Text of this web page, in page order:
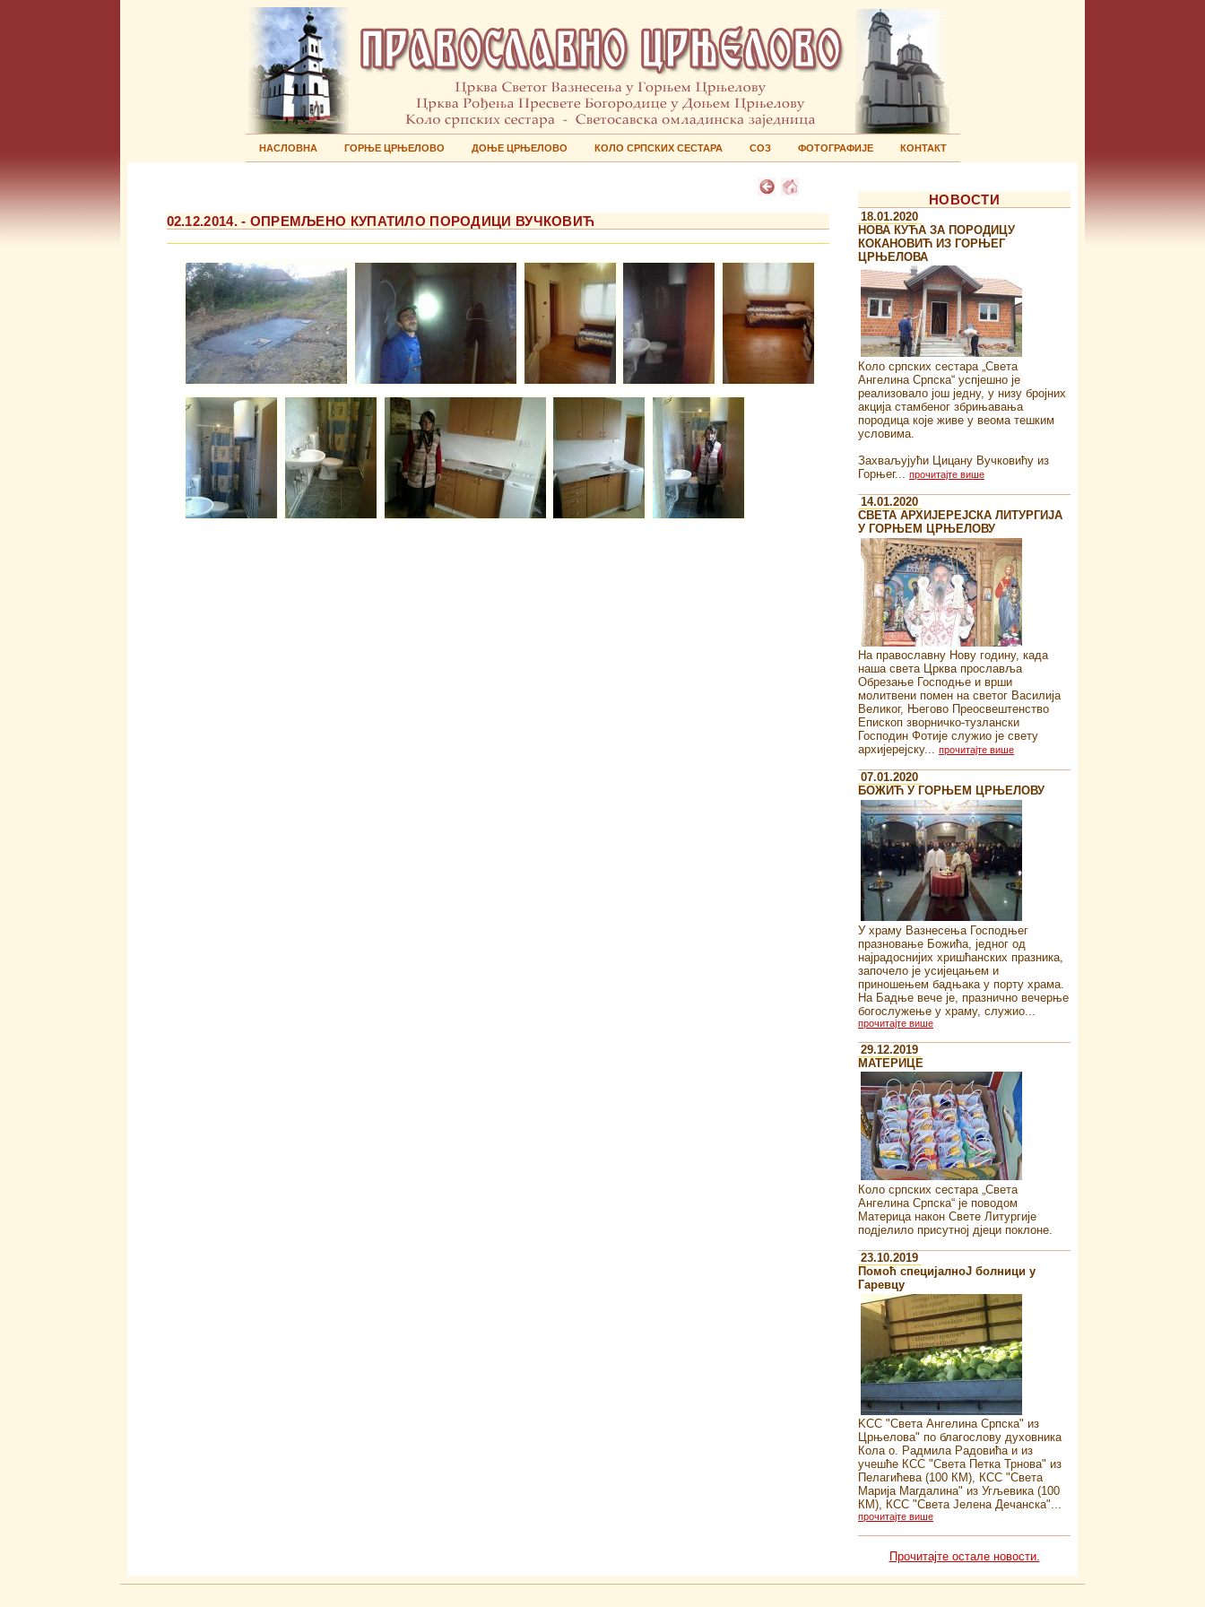
НАСЛОВНА ГОРЊЕ ЦРЊЕЛОВО ДОЊЕ ЦРЊЕЛОВО КОЛО СРПСКИХ СЕСТАРА СОЗ ФОТОГРАФИЈЕ КОНТАКТ
02.12.2014. - OПРЕМЉЕНО КУПАТИЛО ПОРОДИЦИ ВУЧКОВИЋ
НОВОСТИ
18.01.2020
НОВА КУЋА ЗА ПОРОДИЦУ
КОКАНОВИЋ ИЗ ГОРЊЕГ
ЦРЊЕЛОВА
Коло српских сестара „Света
Ангелина Српска“ успјешно је
реализовало још једну, у низу бројних
акција стамбеног збрињавања
породица које живе у веома тешким
условима.
Захваљујући Цицану Вучковићу из
Горњег... прочитајте више
14.01.2020
СВЕТА АРХИЈЕРЕЈСКА ЛИТУРГИЈА
У ГОРЊЕМ ЦРЊЕЛОВУ
На православну Нову годину, када
наша света Црква прославља
Обрезање Господње и врши
молитвени помен на светог Василија
Великог, Његово Преосвештенство
Епископ зворничко-тузлански
Господин Фотије служио је свету
архијерејску... прочитајте више
07.01.2020
БОЖИЋ У ГОРЊЕМ ЦРЊЕЛОВУ
У храму Вазнесења Господњег
празновање Божића, једног од
најрадоснијих хришћанских празника,
започело је усијецањем и
приношењем бадњака у порту храма.
На Бадње вече је, празнично вечерње
богослужење у храму, служио...
прочитајте више
29.12.2019
MATEРИЦЕ
Коло српских сестара „Света
Ангелина Српска“ je поводом
Материца након Свете Литургије
подјелило присутној дјеци поклоне.
23.10.2019
Помоћ специјалноJ болници у
Гаревцу
KСС "Света Ангелина Српска" из
Црњелова" по благослову духовника
Кола о. Радмила Радовића и из
учешће КСС "Света Петка Трнова" из
Пелагићева (100 КМ), КСС "Света
Марија Магдалина" из Угљевика (100
КМ), КСС "Света Јелена Дечанска"...
прочитајте више
Прочитајте остале новости.